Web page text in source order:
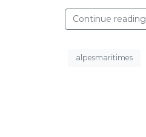
Continue reading
alpesmaritimes